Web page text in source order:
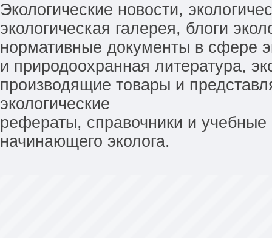
Экологические новости,
экологическая галерея, блоги
нормативные документы в сфере
и природоохранная литература,
производящие товары и
экологические
рефераты, справочники и
начинающего эколога.